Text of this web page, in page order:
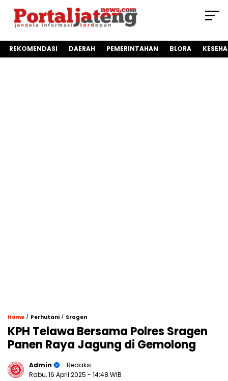
REKOMENDASI DAERAH PEMERINTAHAN BLORA
Home / Perhutani / Sragen
KPH Telawa Bersama Polres Sragen
Panen Raya Jagung di Gemolong
Admin
- Redaksi
Rabu, 16 April 2025 - 14:48 WIB